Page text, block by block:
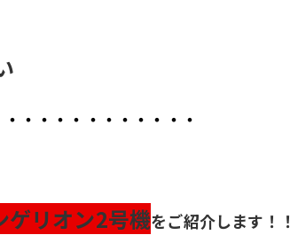
・・・・・・・・・・・
ゲリオン2号機をご紹介します！！